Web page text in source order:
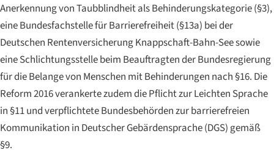
Anerkennung von Taubblindheit als Behinderungskategorie (§3),
eine Bundesfachstelle für Barrierefreiheit (§13a) bei der
Deutschen Rentenversicherung Knappschaft-Bahn-See sowie
eine Schlichtungsstelle beim Beauftragten der Bundesregierung
für die Belange von Menschen mit Behinderungen nach §16. Die
Reform 2016 verankerte zudem die Pflicht zurLeichten Sprache
in §11 und verpflichtete Bundesbehörden zur barrierefreien
Kommunikation in Deutscher Gebärdensprache (DGS) gemäß
§9.